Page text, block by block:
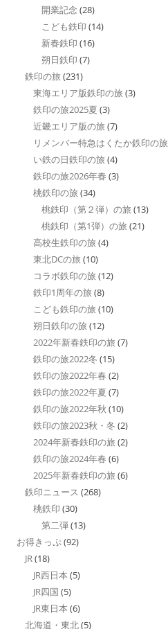
開業記念 (28)
こども鉄印 (14)
新春鉄印 (16)
朔日鉄印 (7)
鉄印の旅 (231)
東海エリア版鉄印の旅 (3)
鉄印の旅2025夏 (3)
近畿エリア版の旅 (7)
リメンバー特急はくたか鉄印の旅
い鉄の日鉄印の旅 (4)
鉄印の旅2026年春 (3)
桃鉄印の旅 (34)
桃鉄印（第２弾）の旅 (13)
桃鉄印（第1弾）の旅 (21)
高校生鉄印の旅 (4)
東北DCの旅 (10)
コラボ鉄印の旅 (12)
鉄印1周年の旅 (8)
こども鉄印の旅 (10)
朔日鉄印の旅 (12)
2022年新春鉄印の旅 (7)
鉄印の旅2022冬 (15)
鉄印の旅2022年春 (2)
鉄印の旅2022年夏 (7)
鉄印の旅2022年秋 (10)
鉄印の旅2023秋・冬 (2)
2024年新春鉄印の旅 (2)
鉄印の旅2024年春 (6)
2025年新春鉄印の旅 (6)
鉄印ニュース (268)
桃鉄印 (30)
第二弾(13)
お得きっぷ(92)
JR (18)
JR西日本 (5)
JR四国 (5)
JR東日本 (6)
北海道・東北(5)